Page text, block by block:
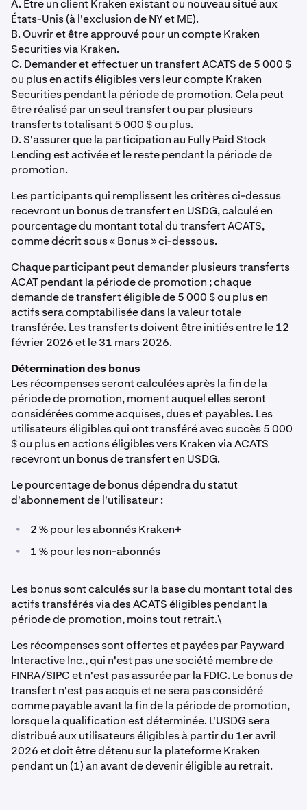
A. Être un client Kraken existant ou nouveau situé aux
États-Unis (à l'exclusion de NY et ME).
B. Ouvrir et être approuvé pour un compte Kraken
Securities via Kraken.
C. Demander et effectuer un transfert ACATS de 5 000 $
ou plus en actifs éligibles vers leur compte Kraken
Securities pendant la période de promotion. Cela peut
être réalisé par un seul transfert ou par plusieurs
transferts totalisant 5 000 $ ou plus.
D. S'assurer que la participation au Fully Paid Stock
Lending est activée et le reste pendant la période de
promotion.
Les participants qui remplissent les critères ci-dessus
recevront un bonus de transfert en USDG, calculé en
pourcentage du montant total du transfert ACATS,
comme décrit sous « Bonus » ci-dessous.
Chaque participant peut demander plusieurs transferts
ACAT pendant la période de promotion ; chaque
demande de transfert éligible de 5 000 $ ou plus en
actifs sera comptabilisée dans la valeur totale
transférée. Les transferts doivent être initiés entre le 12
février 2026 et le 31 mars 2026.
Détermination des bonus
Les récompenses seront calculées après la fin de la
période de promotion, moment auquel elles seront
considérées comme acquises, dues et payables. Les
utilisateurs éligibles qui ont transféré avec succès 5 000
$ ou plus en actions éligibles vers Kraken via ACATS
recevront un bonus de transfert en USDG.
Le pourcentage de bonus dépendra du statut
d'abonnement de l'utilisateur :
• 2 % pour les abonnés Kraken+
• 1 % pour les non-abonnés
Les bonus sont calculés sur la base du montant total des
actifs transférés via des ACATS éligibles pendant la
période de promotion, moins tout retrait.\
Les récompenses sont offertes et payées par Payward
Interactive Inc., qui n'est pas une société membre de
FINRA/SIPC et n'est pas assurée par la FDIC. Le bonus de
transfert n'est pas acquis et ne sera pas considéré
comme payable avant la fin de la période de promotion,
lorsque la qualification est déterminée. L'USDG sera
distribué aux utilisateurs éligibles à partir du 1er avril
2026 et doit être détenu sur la plateforme Kraken
pendant un (1) an avant de devenir éligible au retrait.